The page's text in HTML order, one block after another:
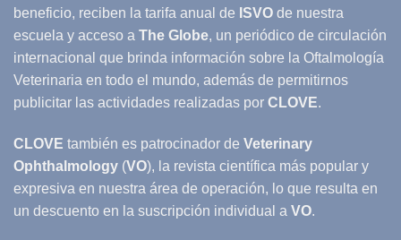
beneficio, reciben la tarifa anual de ISVO de nuestra
escuela y acceso a The Globe, un periódico de circulación
internacional que brinda información sobre la Oftalmología
Veterinaria en todo el mundo, además de permitirnos
publicitar las actividades realizadas por CLOVE.
CLOVE también es patrocinador de Veterinary
Ophthalmology (VO), la revista científica más popular y
expresiva en nuestra área de operación, lo que resulta en
un descuento en la suscripción individual a VO.